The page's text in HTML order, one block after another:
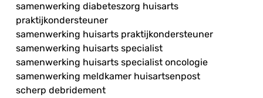
samenwerking diabeteszorg huisarts
praktijkondersteuner
samenwerking huisarts praktijkondersteuner
samenwerking huisarts specialist
samenwerking huisarts specialist oncologie
samenwerking meldkamer huisartsenpost
scherp debridement